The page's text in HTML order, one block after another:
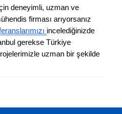
deneyimli, uzman ve
firması arıyorsanız
incelediğinizde
gerekse Türkiye
uzman bir şekilde